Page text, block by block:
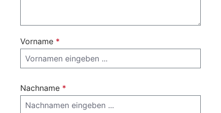
Vorname *
Nachname *